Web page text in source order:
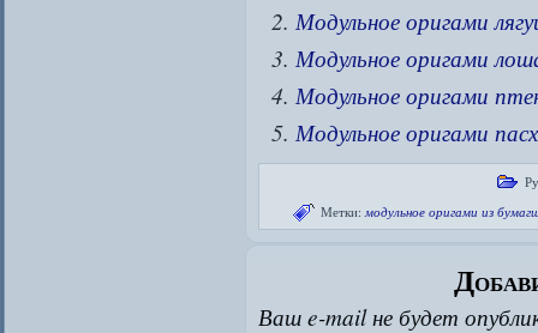
Модульное оригами
Модульное оригами
Модульное оригами
Модульное оригами
Метки: модульное оригами из
Ваш e-mail не будет